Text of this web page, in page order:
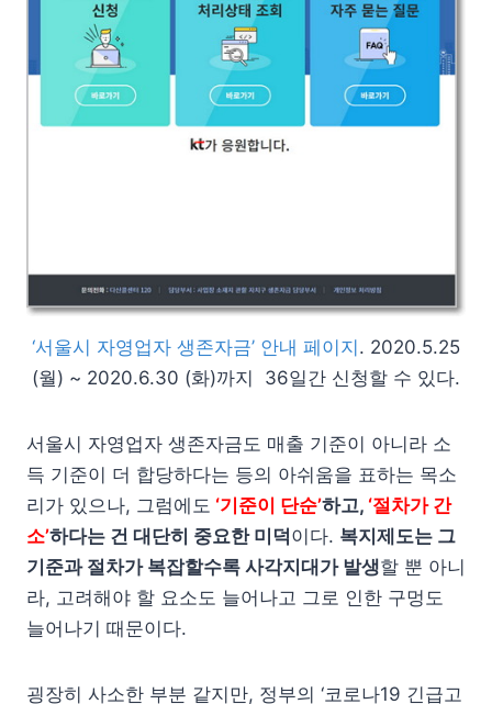
‘서울시 자영업자 생존자금’ 안내 페이지. 2020.5.25
(월) ~ 2020.6.30 (화)까지 36일간 신청할 수 있다.
서울시 자영업자 생존자금도 매출 기준이 아니라 소
득 기준이 더 합당하다는 등의 아쉬움을 표하는 목소
리가 있으나, 그럼에도 ‘기준이 단순’하고, ‘절차가 간
소’하다는 건 대단히 중요한 미덕이다. 복지제도는 그
기준과 절차가 복잡할수록 사각지대가 발생할 뿐 아니
라, 고려해야 할 요소도 늘어나고 그로 인한 구멍도
늘어나기 때문이다.
굉장히 사소한 부분 같지만, 정부의 ‘코로나19 긴급고